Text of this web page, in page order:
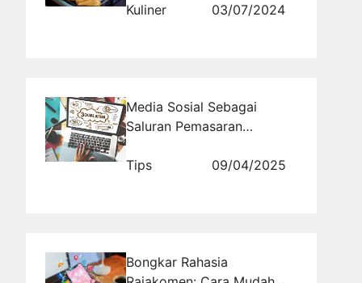
Kuliner
03/07/2024
Media Sosial Sebagai
Saluran Pemasaran
Tips
09/04/2025
Bongkar Rahasia